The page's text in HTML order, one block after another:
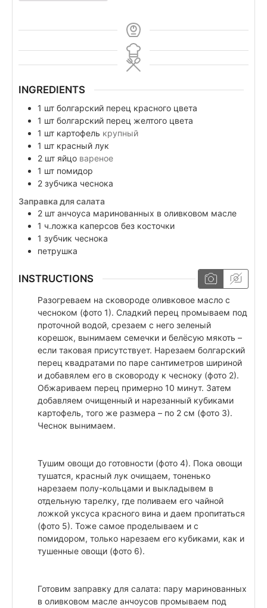
INGREDIENTS
1 шт болгарский перец красного цвета
1 шт болгарский перец желтого цвета
1 шт картофель крупный
1 шт красный лук
2 шт яйцо вареное
1 шт помидор
2 зубчика чеснока
Заправка для салата
2 шт анчоуса маринованных в оливковом масле
1 ч.ложка каперсов без косточки
1 зубчик чеснока
петрушка
INSTRUCTIONS
Разогреваем на сковороде оливковое масло с
чесноком (фото 1). Сладкий перец промываем под
проточной водой, срезаем с него зеленый
корешок, вынимаем семечки и белёсую мякоть –
если таковая присутствует. Нарезаем болгарский
перец квадратами по паре сантиметров шириной
и добавялем его в сковороду к чесноку (фото 2).
Обжариваем перец примерно 10 минут. Затем
добавляем очищенный и нарезанный кубиками
картофель, того же размера – по 2 см (фото 3).
Чеснок вынимаем.
Тушим овощи до готовности (фото 4). Пока овощи
тушатся, красный лук очищаем, тоненько
нарезаем полу-кольцами и выкладывем в
отдельную тарелку, где поливаем его чайной
ложкой уксуса красного вина и даем пропитаться
(фото 5). Тоже самое проделываем и с
помидором, только нарезаем его кубиками, как и
тушенные овощи (фото 6).
Готовим заправку для салата: пару маринованных
в оливковом масле анчоусов промываем под